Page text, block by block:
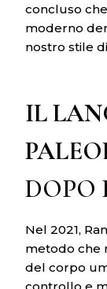
concluso
moderno
nostro stile
IL
DOPO
Nel 2021,
metodo che
del corpo
controllo e